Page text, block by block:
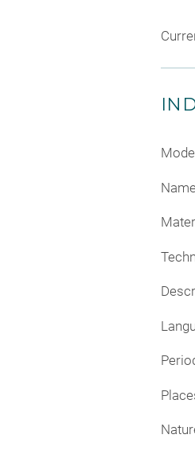
Name